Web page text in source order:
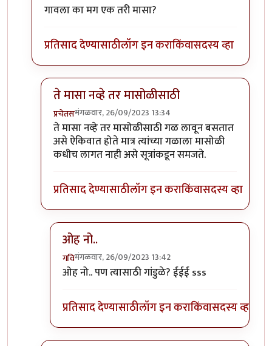
गावला का मग एक तरी मासा?
प्रतिसाद देण्यासाठीलॉग इन कराकिंवासदस्य व्हा
ते मासा नव्हे तर मासोळीसाठी
प्रचेतसमंगळवार, 26/09/2023 13:34
In reply toटपोरे गांडुळ आहेत, ही गांडुळंbyगवि
ते मासा नव्हे तर मासोळीसाठी गळ लावून बसतात
असे ऐकिवात होते मात्र त्यांच्या गळाला मासोळी
कधीच लागत नाही असे सूत्रांकडून समजते.
प्रतिसाद देण्यासाठीलॉग इन कराकिंवासदस्य व्हा
ओह नो..
गविमंगळवार, 26/09/2023 13:42
In reply toते मासा नव्हे तर मासोळीसाठी
ओह नो.. पण त्यासाठी गांडुळे? ईईई sss
प्रतिसाद देण्यासाठीलॉग इन कराकिंवासदस्य व्हा